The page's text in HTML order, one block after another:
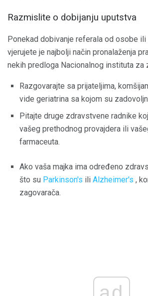
Razmislite o dobijanju uputstva
Ponekad dobivanje referala od osobe
vjerujete je najbolji način pronalaženja
nekih predloga Nacionalnog instituta za
Razgovarajte sa prijateljima,
vide geriatrina sa kojom su
Pitajte druge zdravstvene radnike
vašeg prethodnog provajdera ili
farmaceuta.
Ako vaša majka ima određeno
što su Parkinson's ili Alzheimer's ,
zagovarača.